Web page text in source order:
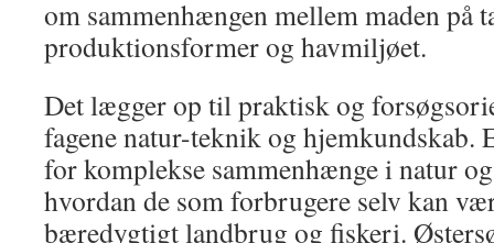
om sammenhængen mellem maden på
produktionsformer og havmiljøet.
Det lægger op til praktisk og
fagene natur-teknik og hjemkundskab.
for komplekse sammenhænge i natur
hvordan de som forbrugere selv kan
bæredygtigt landbrug og fiskeri.